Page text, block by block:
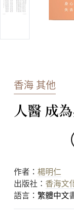
香海 其他
人醫 成
作者： 楊明仁
出版社： 香海文
語言： 繁體中文